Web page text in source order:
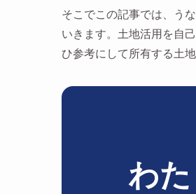
そこでこの記事では、う
いきます。土地活用を自
ひ参考にして所有する土
わ